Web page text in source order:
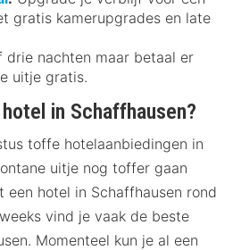
gratis kamerupgrades en late
drie nachten maar betaal er
uitje gratis.
in Schaffhausen?
toffe hotelaanbiedingen in
uitje nog toffer gaan
een hotel in Schaffhausen rond
vind je vaak de beste
Momenteel kun je al een